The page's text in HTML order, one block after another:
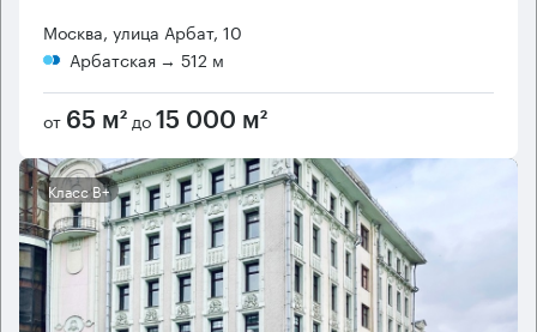
Москва, улица Арбат, 10
Арбатская → 512 м
от 65 м² до 15 000 м²
Класс B+